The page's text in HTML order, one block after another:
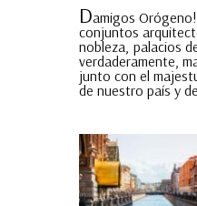
Damigos
conjuntos
nobleza, palacios
verdaderamente,
junto con el
de nuestro país y